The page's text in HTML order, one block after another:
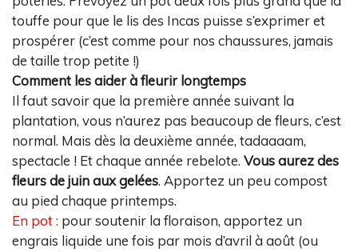
touffe pour que le lis des Incas puisse s’exprimer et
prospérer (c’est comme pour nos chaussures, jamais
de taille trop petite !)
Comment les aider à fleurir longtemps
Il faut savoir que la première année suivant la
plantation, vous n’aurez pas beaucoup de fleurs, c’est
normal. Mais dès la deuxième année, tadaaaam,
spectacle ! Et chaque année rebelote. Vous aurez des
fleurs de juin aux gelées. Apportez un peu compost
au pied chaque printemps.
En pot : pour soutenir la floraison, apportez un
engrais liquide une fois par mois d’avril à août (ou